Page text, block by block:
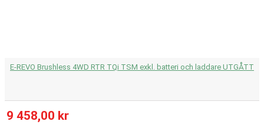
E-REVO Brushless 4WD RTR TQi TSM exkl. batteri och laddare UTGÅTT
9 458,00 kr